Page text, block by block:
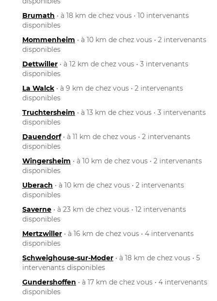
Brumath • à 18 km de chez vous • 10 intervenants
disponibles
Mommenheim • à 10 km de chez vous • 2 intervenants
disponibles
Dettwiller • à 12 km de chez vous • 3 intervenants
disponibles
La Walck • à 9 km de chez vous • 2 intervenants
disponibles
Truchtersheim • à 13 km de chez vous • 3 intervenants
disponibles
Dauendorf• à 11 km de chez vous • 2 intervenants
disponibles
Wingersheim • à 10 km de chez vous • 2 intervenants
disponibles
Uberach • à 10 km de chez vous • 2 intervenants
disponibles
Saverne • à 23 km de chez vous • 12 intervenants
disponibles
Mertzwiller • à 16 km de chez vous • 4 intervenants
disponibles
Schweighouse-sur-Moder • à 18 km de chez vous • 5
intervenants disponibles
Gundershoffen • à 17 km de chez vous • 4 intervenants
disponibles